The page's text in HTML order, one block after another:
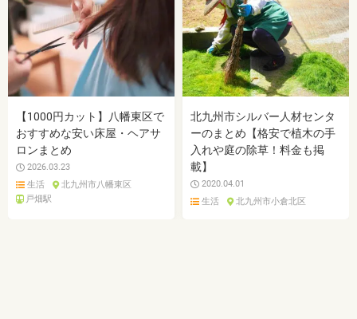
【1000円カット】八幡東区で
おすすめな安い床屋・ヘアサ
ロンまとめ
2026.03.23
生活
北九州市八幡東区
戸畑駅
北九州市シルバー人材センタ
ーのまとめ【格安で植木の手
入れや庭の除草！料金も掲
載】
2020.04.01
生活
北九州市小倉北区